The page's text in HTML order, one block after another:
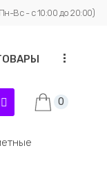
Вс - с 10:00 до 20:00)
...
0